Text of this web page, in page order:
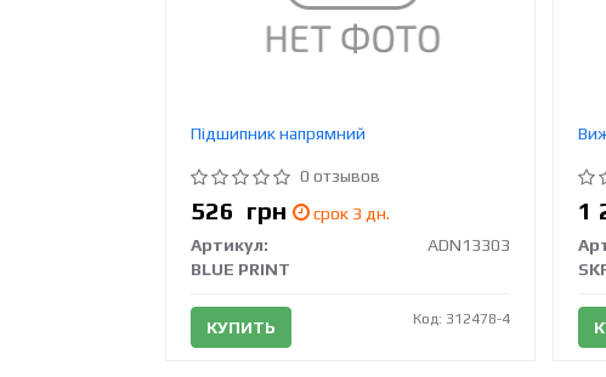
Підшипник напрямний
0 отзывов
526 грн
срок 3 дн.
Артикул:
ADN13303
BLUE PRINT
КУПИТЬ Код: 312478-4
1